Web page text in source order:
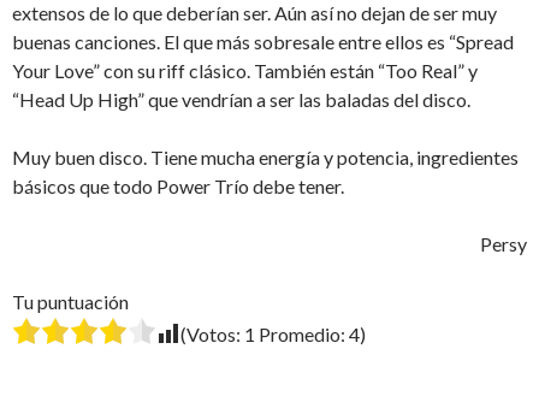
extensos de lo que deberían ser. Aún así no dejan de ser muy
buenas canciones. El que más sobresale entre ellos es “Spread
Your Love” con su riff clásico. También están “Too Real” y
“Head Up High” que vendrían a ser las baladas del disco.
Muy buen disco. Tiene mucha energía y potencia, ingredientes
básicos que todo Power Trío debe tener.
Persy
Tu puntuación
(Votos: 1 Promedio: 4)